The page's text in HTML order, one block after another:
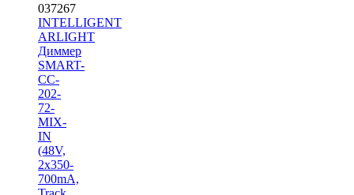
037267
INTELLIGENT
ARLIGHT
Диммер
SMART-
CC-
202-
72-
MIX-
IN
(48V,
2x350-
700mA,